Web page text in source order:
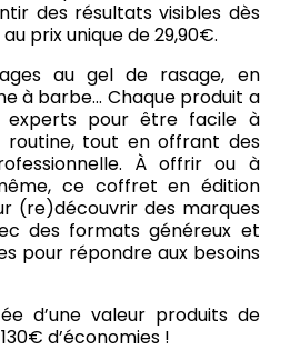
des résultats visibles dès
prix unique de 29,90€.
au gel de rasage, en
à barbe... Chaque produit a
pour être facile à
tout en offrant des
À offrir ou à
ce coffret en édition
(re)découvrir des marques
des formats généreux et
pour répondre aux besoins
d’une valeur produits de
d’économies !